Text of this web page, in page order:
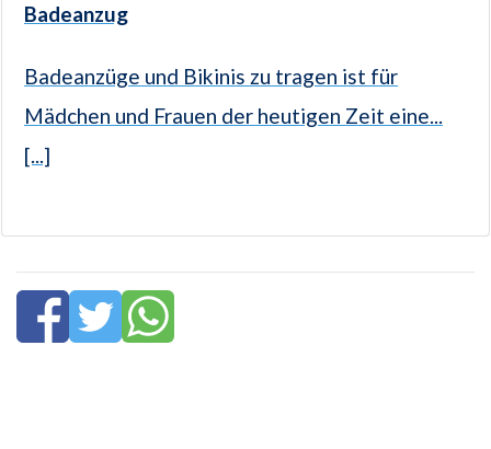
Badeanzug
Badeanzüge und Bikinis zu tragen ist für
Mädchen und Frauen der heutigen Zeit eine...
[...]